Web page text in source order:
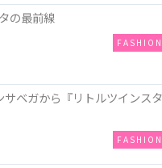
の最前線
FASHION
ベガから『リトルツインスタ
FASHION